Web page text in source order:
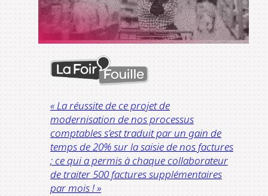
« La réussite de ce projet de
modernisation de nos processus
comptables s’est traduit par un gain de
temps de 20% sur la saisie de nos factures
; ce qui a permis à chaque collaborateur
de traiter 500 factures supplémentaires
par mois ! »